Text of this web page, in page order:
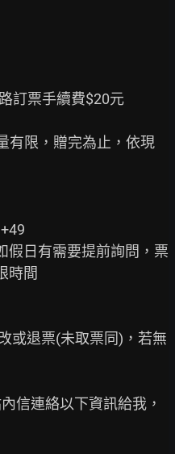
訂票手續費$20元
有限，贈完為止，依現
假日有需要提前詢問，票
時間